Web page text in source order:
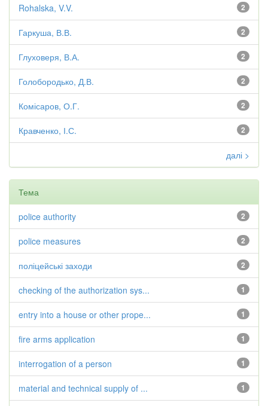
2
Rohalska, V.V.
2
Гаркуша, В.В.
2
Глуховеря, В.А.
2
Голобородько, Д.В.
2
Комісаров, О.Г.
2
Кравченко, І.С.
далі >
Тема
2
police authority
2
police measures
2
поліцейські заходи
1
checking of the authorization sys...
1
entry into a house or other prope...
1
fire arms application
1
interrogation of a person
1
material and technical supply of ...